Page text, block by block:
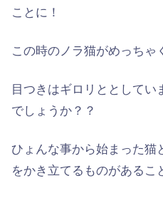
ことに！
この時のノラ猫がめっちゃ
目つきはギロリととして
でしょうか？？
ひょんな事から始まった猫
をかき立てるものがあるこ